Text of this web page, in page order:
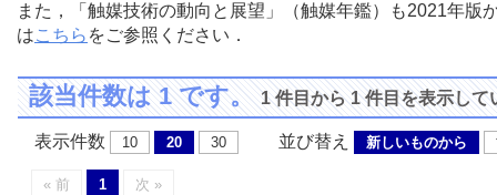
また，「触媒技術の動向と展望」（触媒年鑑）も2021年
はこちら をご参照ください．
該当件数は 1 です。1 件目から 1 件目を表示して
表示件数 10 20 30 並び替え 新しいものから
« 前 1 次 »